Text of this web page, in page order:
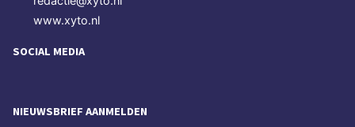
www.xyto.nl
SOCIAL MEDIA
NIEUWSBRIEF AANMELDEN